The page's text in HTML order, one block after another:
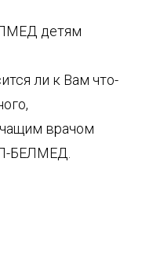
детям
ли к Вам что-
врачом
БЕЛМЕД.